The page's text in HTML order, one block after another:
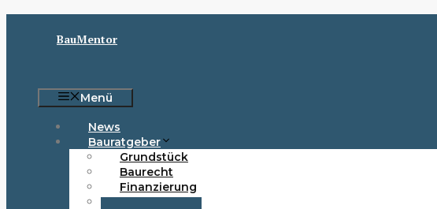
BauMentor
Menü
News
Bauratgeber
Grundstück
Baurecht
Finanzierung